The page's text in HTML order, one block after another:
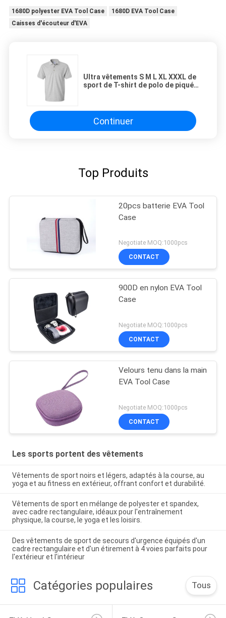
1680D polyester EVA Tool Case
1680D EVA Tool Case
Caisses d'écouteur d'EVA
Ultra vêtements S M L XL XXXL de
sport de T-shirt de polo de piqué
Continuer
Top Produits
20pcs batterie EVA Tool
Case
Negotiate MOQ:1000pcs
CONTACT
900D en nylon EVA Tool
Case
Negotiate MOQ:1000pcs
CONTACT
Velours tenu dans la main
EVA Tool Case
Negotiate MOQ:1000pcs
CONTACT
Les sports portent des vêtements
Vêtements de sport noirs et légers, adaptés à la course, au
yoga et au fitness en extérieur, offrant confort et durabilité.
Vêtements de sport en mélange de polyester et spandex,
avec cadre rectangulaire, idéaux pour l'entraînement
physique, la course, le yoga et les loisirs.
Des vêtements de sport de secours d'urgence équipés d'un
cadre rectangulaire et d'un étirement à 4 voies parfaits pour
l'extérieur et l'intérieur
Catégories populaires Tous